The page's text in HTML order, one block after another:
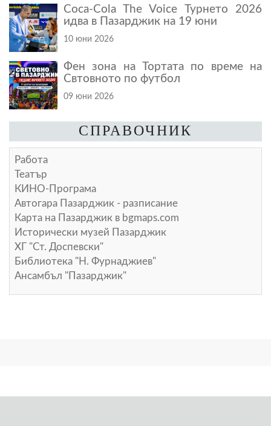
Coca-Cola The Voice Турнето 2026
идва в Пазарджик на 19 юни
10 юни 2026
Фен зона на Тортата по време на
Свтовното по футбол
09 юни 2026
СПРАВОЧНИК
Работа
Театър
КИНО-Програма
Автогара Пазарджик - разписание
Карта на Пазарджик в bgmaps.com
Исторически музей Пазарджик
ХГ "Ст. Доспевски"
Библиотека "Н. Фурнаджиев"
Ансамбъл "Пазарджик"